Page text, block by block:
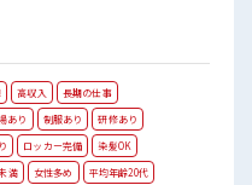
高収入
長期の仕事
あり 制服あり
研修あり
ロッカー完備
染髪OK
満 女性多め
平均年齢20代